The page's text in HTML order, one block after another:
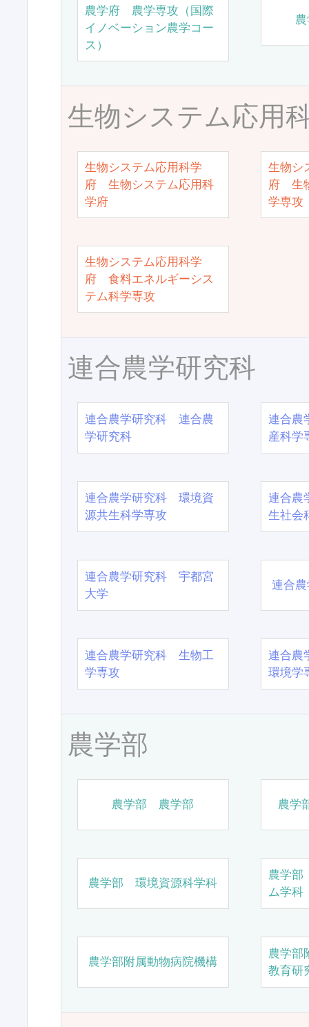
農学府 農学専攻（国際
イノベーション農学コー
ス）
生物システム応用
生物システム応用科学
府 生物システム応用科
学府
生物シ
府 生
学専攻
生物システム応用科学
府 食料エネルギーシス
テム科学専攻
連合農学研究科
連合農学研究科 連合農
学研究科
連合農
産科学
連合農学研究科 環境資
源共生科学専攻
連合農
生社会
連合農学研究科 宇都宮
大学
連合
連合農学研究科 生物工
学専攻
連合農
環境学
農学部
農学部 農学部 農学
農学部 環境資源科学科
農学
ム学科
農学部附属動物病院機構
農学部
教育研